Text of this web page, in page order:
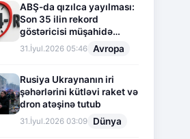
ABŞ-da qızılca yayılması:
Son 35 ilin rekord
göstəricisi müşahidə
olunur
31.İyul.2026 05:46 Avropa
Rusiya Ukraynanın iri
şəhərlərini kütləvi raket və
dron atəşinə tutub
31.İyul.2026 03:09 Dünya